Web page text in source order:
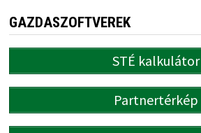
GAZDASZOFTVEREK
STÉ kalkulátor
Partnertérkép